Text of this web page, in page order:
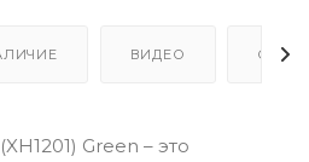
ВИДЕО
Green – это